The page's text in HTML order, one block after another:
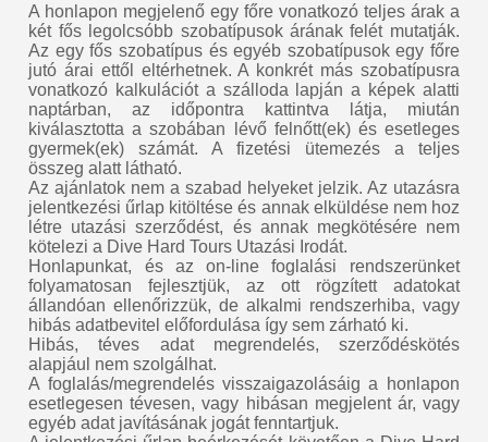
A honlapon megjelenő egy főre vonatkozó teljes árak a
két fős legolcsóbb szobatípusok árának felét mutatják.
Az egy fős szobatípus és egyéb szobatípusok egy főre
jutó árai ettől eltérhetnek. A konkrét más szobatípusra
vonatkozó kalkulációt a szálloda lapján a képek alatti
naptárban, az időpontra kattintva látja, miután
kiválasztotta a szobában lévő felnőtt(ek) és esetleges
gyermek(ek) számát. A fizetési ütemezés a teljes
összeg alatt látható.
Az ajánlatok nem a szabad helyeket jelzik. Az utazásra
jelentkezési űrlap kitöltése és annak elküldése nem hoz
létre utazási szerződést, és annak megkötésére nem
kötelezi a Dive Hard Tours Utazási Irodát.
Honlapunkat, és az on-line foglalási rendszerünket
folyamatosan fejlesztjük, az ott rögzített adatokat
állandóan ellenőrizzük, de alkalmi rendszerhiba, vagy
hibás adatbevitel előfordulása így sem zárható ki.
Hibás, téves adat megrendelés, szerződéskötés
alapjául nem szolgálhat.
A foglalás/megrendelés visszaigazolásáig a honlapon
esetlegesen tévesen, vagy hibásan megjelent ár, vagy
egyéb adat javításának jogát fenntartjuk.